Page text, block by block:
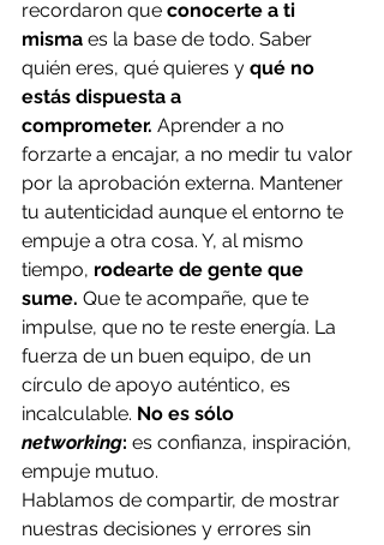
recordaron que conocerte a ti
misma es la base de todo. Saber
quién eres, qué quieres y qué no
estás dispuesta a
comprometer. Aprender a no
forzarte a encajar, a no medir tu valor
por la aprobación externa. Mantener
tu autenticidad aunque el entorno te
empuje a otra cosa. Y, al mismo
tiempo, rodearte de gente que
sume. Que te acompañe, que te
impulse, que no te reste energía. La
fuerza de un buen equipo, de un
círculo de apoyo auténtico, es
incalculable. No es sólo
networking: es confianza, inspiración,
empuje mutuo.
Hablamos de compartir, de mostrar
nuestras decisiones y errores sin